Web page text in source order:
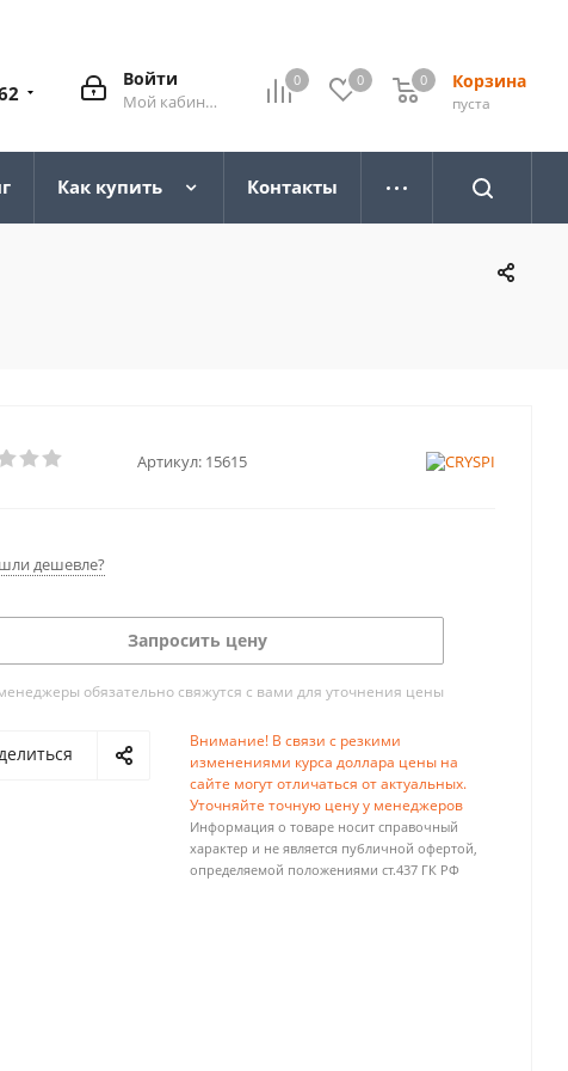
0 0 Корзина
0
пуста
0
Войти
Мой кабинет
Как купить Контакты
Артикул: 15615
дешевле?
Запросить цену
обязательно свяжутся с вами для уточнения цены
Внимание! В связи с резкими
изменениями курса доллара цены на
сайте могут отличаться от актуальных.
Уточняйте точную цену у менеджеров
Информация о товаре носит справочный
характер и не является публичной офертой,
определяемой положениями ст.437 ГК РФ